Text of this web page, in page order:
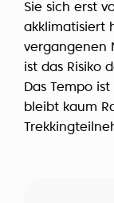
Sie sich erst
akklimatisiert
vergangenen
ist das Risiko
Das Tempo
bleibt kaum